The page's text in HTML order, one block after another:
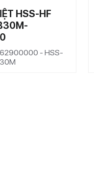
HSS-HF
- HSS-